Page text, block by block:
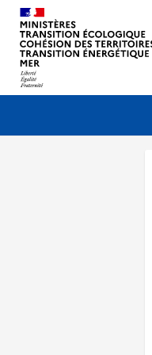
Navigation
Menu principal